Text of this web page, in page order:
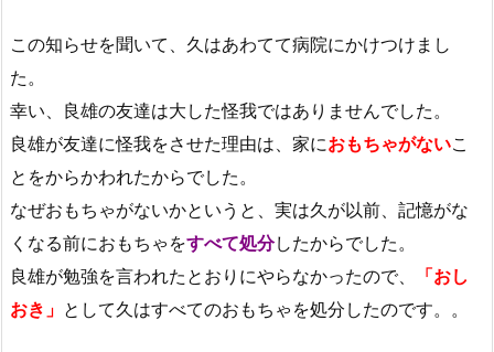
この知らせを聞いて、久はあわてて病院にかけつけまし
た。
幸い、良雄の友達は大した怪我ではありませんでした。
良雄が友達に怪我をさせた理由は、家におもちゃがないこ
とをからかわれたからでした。
なぜおもちゃがないかというと、実は久が以前、記憶がな
くなる前におもちゃをすべて処分したからでした。
良雄が勉強を言われたとおりにやらなかったので、
「おし
おき」 として久はすべてのおもちゃを処分したのです。。